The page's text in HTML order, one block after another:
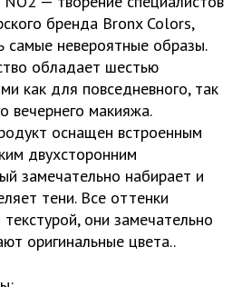
бренда Bronx Colors,
самые невероятные образы.
обладает шестью
как для повседневного, так
вечернего макияжа.
оснащен встроенным
двухсторонним
замечательно набирает и
тени. Все оттенки
они замечательно
оригинальные цвета..